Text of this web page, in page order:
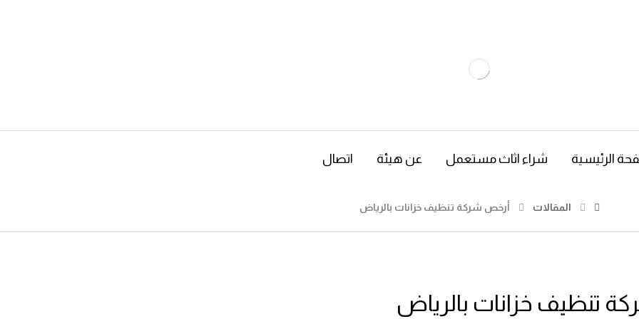
الرئيسية شراء اثاث مستعمل عن هيئة اتصال
المقالات أرخص شركة تنظيف خزانات بالرياض
تنظيف خزانات بالرياض